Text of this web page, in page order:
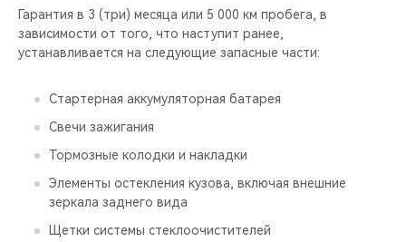
Гарантия в 3 (три) месяца или 5 000 км пробега, в
зависимости от того, что наступит ранее,
устанавливается на следующие запасные части:
Стартерная аккумуляторная батарея
Свечи зажигания
Тормозные колодки и накладки
Элементы остекления кузова, включая внешние
зеркала заднего вида
Щетки системы стеклоочистителей